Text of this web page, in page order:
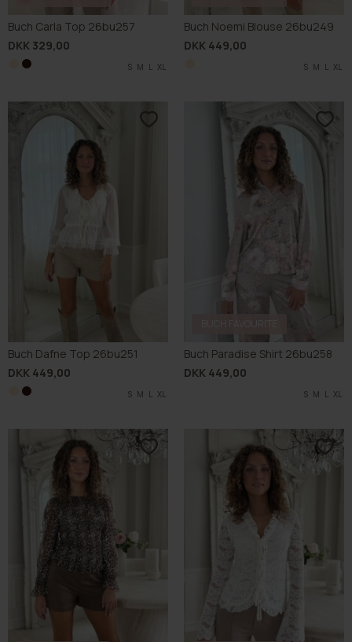
Buch Carla Top 26bu257
DKK 329,00
S M L XL
S M L XL
Buch Noemi Blouse 26bu249
DKK 449,00
S M L XL
Buch Dafne Top 26bu251
DKK 449,00
S M L XL
S M L XL
Buch Paradise Shirt 26bu258
DKK 449,00
S M L XL